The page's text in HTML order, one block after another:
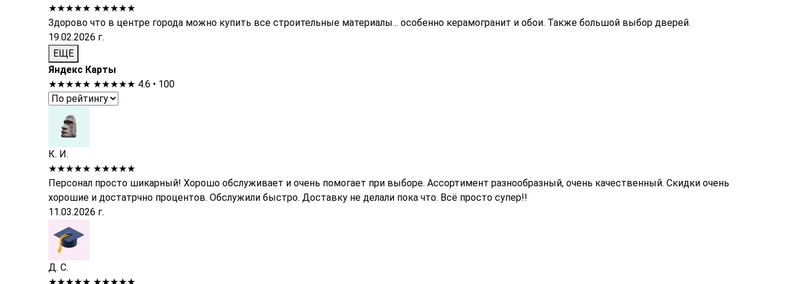
★★★★★ ★★★★★
Здорово что в центре города можно купить все строительные материалы... особенно керамогранит и обои. Также большой выбор дверей.
19.02.2026 г.
ЕЩЕ
Яндекс Карты
★★★★★ ★★★★★ 4.6 • 100
К. И.
★★★★★ ★★★★★
Персонал просто шикарный! Хорошо обслуживает и очень помогает при выборе. Ассортимент разнообразный, очень качественный. Скидки очень
хорошие и достатрчно процентов. Обслужили быстро. Доставку не делали пока что. Всё просто супер!!
11.03.2026 г.
Д. С.